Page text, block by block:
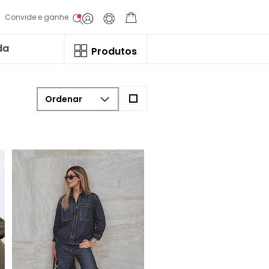
Convide e ganhe
Produtos